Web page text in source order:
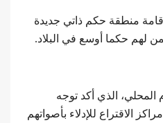
منطقة حكم ذاتي جديدة
لهم حكما أوسع في البلاد.
المحلي، الذي أكد توجه
الاقتراع للإدلاء بأصواتهم